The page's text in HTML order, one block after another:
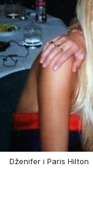
Dženifer i Paris Hilton